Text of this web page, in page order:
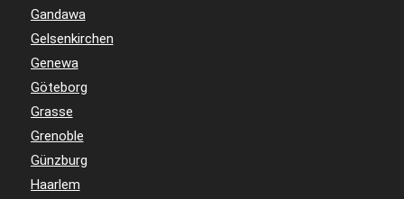
Gandawa
Gelsenkirchen
Genewa
Göteborg
Grasse
Grenoble
Günzburg
Haarlem